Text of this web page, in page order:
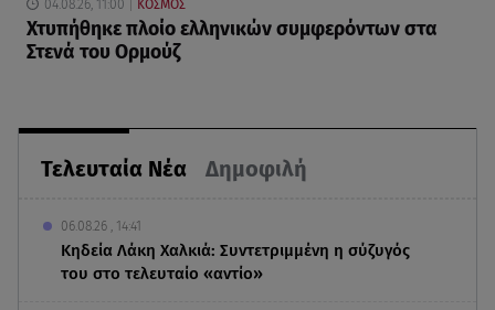
Τελευταία Νέα Δημοφιλή
06.08.26 , 14:41
Κηδεία Λάκη Χαλκιά: Συντετριμμένη η σύζυγός
του στο τελευταίο «αντίο»
04.08.26, 11:00 ΚΟΣΜΟΣ
Χτυπήθηκε πλοίο ελληνικών συμφερόντων στα
Στενά του Ορμούζ